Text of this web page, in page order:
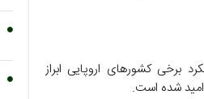
برخی کشورهای اروپایی ابراز
شده است.